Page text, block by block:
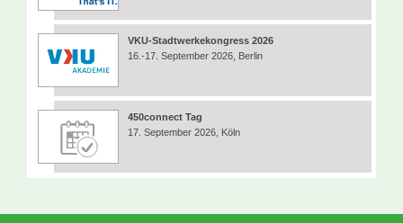
VKU-Stadtwerkekongress 2026
16.-17. September 2026, Berlin
450connect Tag
17. September 2026, Köln